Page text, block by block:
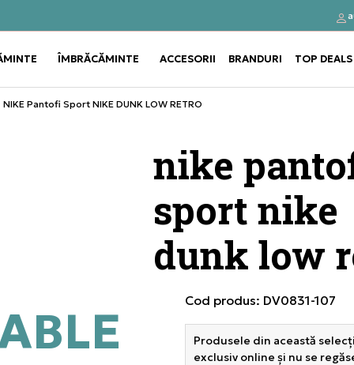
Use shift+Enter to open or
ÎMBRĂCĂMINTE Use shift+Enter to open or
ACCESORII BRANDURI TOP DEALS
NIKE Pantofi Sport NIKE DUNK LOW RETRO
nike
sport nike
dunk low
Cod produs: DV0831-107
Produsele din această
exclusiv online și nu se